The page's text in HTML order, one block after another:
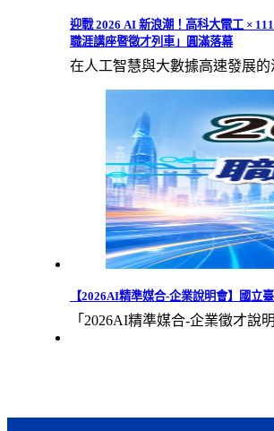
迎戰 2026 AI 新浪潮！高科大電工 ×
職涯講座暨徵才列車」圓滿落幕
在人工智慧與大數據高速發展
【2026AI精準媒合-企業說明會】國立
「2026AI精準媒合-企業徵才說